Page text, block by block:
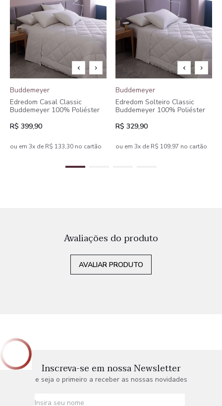
Buddemeyer
Edredom Casal Classic
Buddemeyer 100% Poliéster
R$ 399,90
ou em 3x de R$ 133,30 no cartão
Buddemeyer
Edredom Solteiro Classic
Buddemeyer 100% Poliéster
R$ 329,90
ou em 3x de R$ 109,97 no cartão
Avaliações do produto
AVALIAR PRODUTO
Inscreva-se em nossa Newsletter
e seja o primeiro a receber as nossas novidades